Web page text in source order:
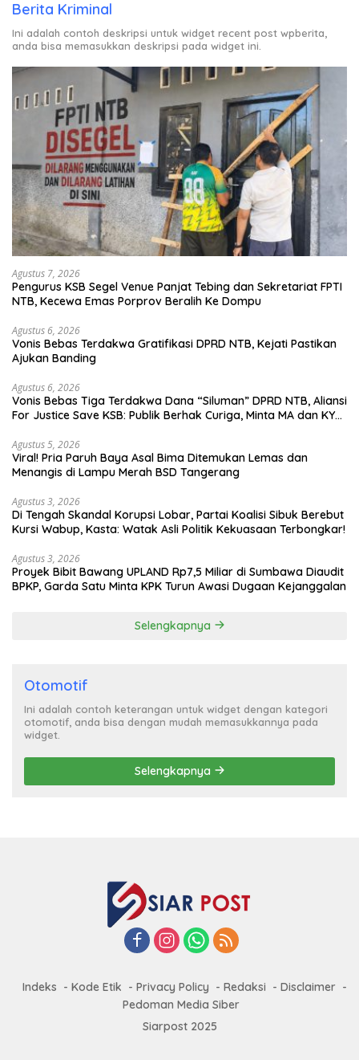
Berita Kriminal
Ini adalah contoh deskripsi untuk widget recent post wpberita,
anda bisa memasukkan deskripsi pada widget ini.
Agustus 7, 2026
Pengurus KSB Segel Venue Panjat Tebing dan Sekretariat FPTI
NTB, Kecewa Emas Porprov Beralih Ke Dompu
Agustus 6, 2026
Vonis Bebas Terdakwa Gratifikasi DPRD NTB, Kejati Pastikan
Ajukan Banding
Agustus 6, 2026
Vonis Bebas Tiga Terdakwa Dana “Siluman” DPRD NTB, Aliansi
For Justice Save KSB: Publik Berhak Curiga, Minta MA dan KY
Agustus 5, 2026
Viral! Pria Paruh Baya Asal Bima Ditemukan Lemas dan
Menangis di Lampu Merah BSD Tangerang
Agustus 3, 2026
Di Tengah Skandal Korupsi Lobar, Partai Koalisi Sibuk Berebut
Kursi Wabup, Kasta: Watak Asli Politik Kekuasaan Terbongkar!
Agustus 3, 2026
Proyek Bibit Bawang UPLAND Rp7,5 Miliar di Sumbawa Diaudit
BPKP, Garda Satu Minta KPK Turun Awasi Dugaan Kejanggalan
Selengkapnya
Otomotif
Ini adalah contoh keterangan untuk widget dengan kategori
otomotif, anda bisa dengan mudah memasukkannya pada
widget.
Selengkapnya
Indeks Kode Etik Privacy Policy Redaksi
Disclaimer
Pedoman Media Siber
Siarpost 2025